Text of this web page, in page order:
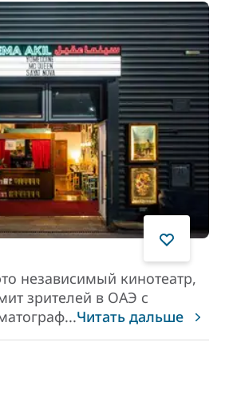
независимый кинотеатр,
зрителей в ОАЭ с
...Читать дальше